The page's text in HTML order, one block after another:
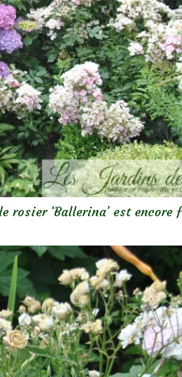
rosier ‘Ballerina’ est encore